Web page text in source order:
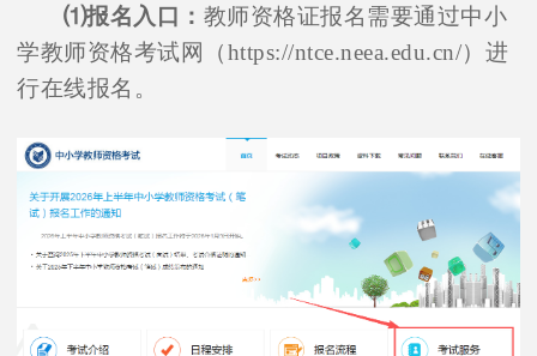
⑴报名入口： 教师资格证报名需要通过中小
学教师资格考试网（https://ntce.neea.edu.cn/）进
行在线报名。